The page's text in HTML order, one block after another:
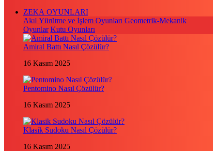
ZEKA OYUNLARI
Akıl Yürütme ve İşlem Oyunları Geometrik-Mekanik
Oyunlar Kutu Oyunları
Amiral Battı Nasıl Çözülür?
16 Kasım 2025
Pentomino Nasıl Çözülür?
16 Kasım 2025
Klasik Sudoku Nasıl Çözülür?
16 Kasım 2025